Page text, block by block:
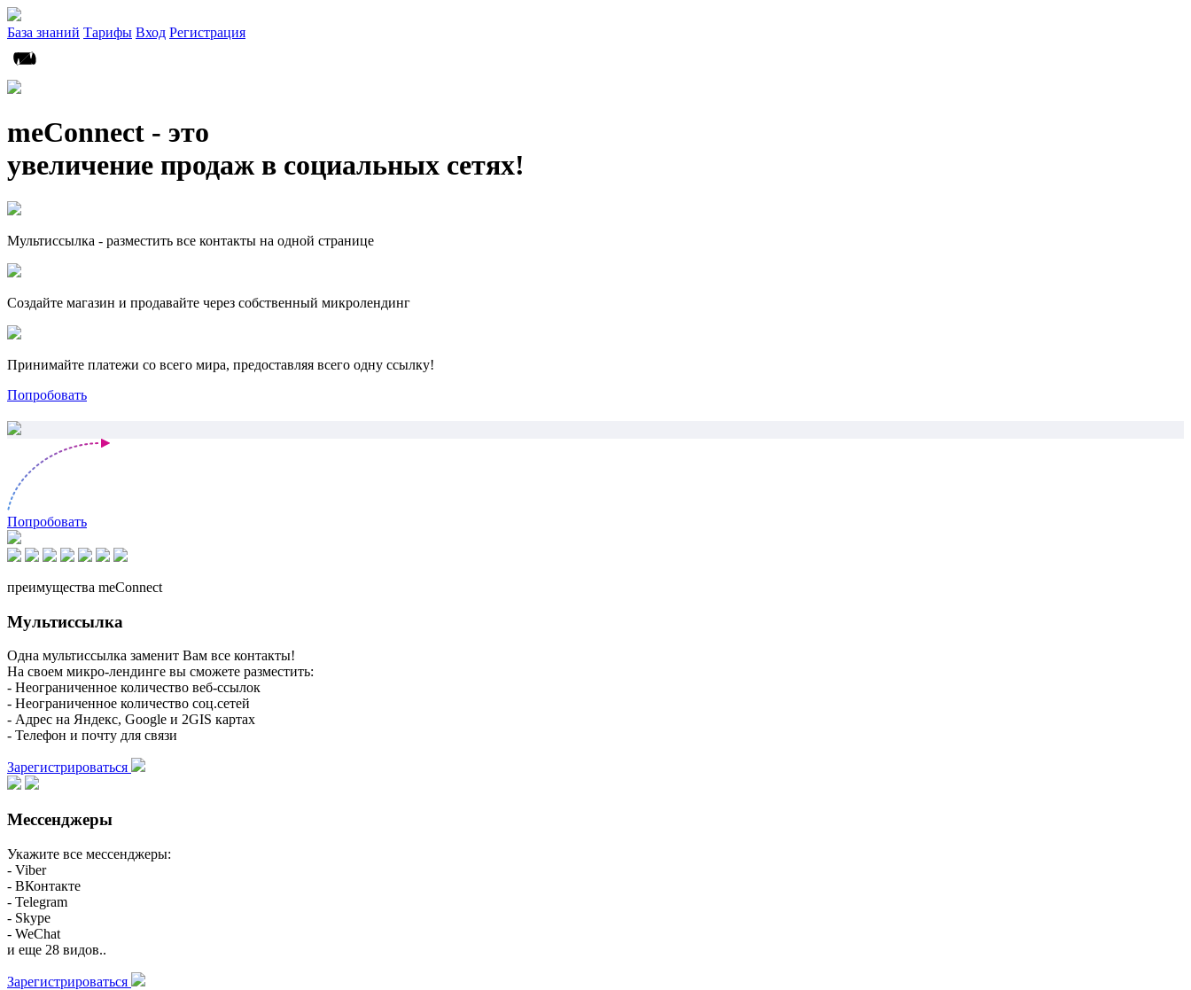
База знаний Тарифы Вход Регистрация
meConnect - это
увеличение продаж в социальных сетях!
Мультиссылка - разместить все контакты на одной странице
Создайте магазин и продавайте через собственный микролендинг
Принимайте платежи со всего мира, предоставляя всего одну ссылку!
Попробовать
Попробовать
преимущества meConnect
Мультиссылка
Одна мультиссылка заменит Вам все контакты!
На своем микро-лендинге вы сможете разместить:
- Неограниченное количество веб-ссылок
- Неограниченное количество соц.сетей
- Адрес на Яндекс, Google и 2GIS картах
- Телефон и почту для связи
Зарегистрироваться
Мессенджеры
Укажите все мессенджеры:
- Viber
- ВКонтакте
- Telegram
- Skype
- WeChat
и еще 28 видов..
Зарегистрироваться